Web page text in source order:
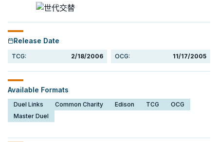
Release Date
TCG: 2/18/2006 OCG: 11/17/2005
Available Formats
Duel Links Common Charity Edison TCG
OCG
Master Duel